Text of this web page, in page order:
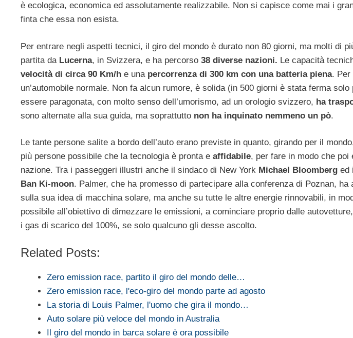
è ecologica, economica ed assolutamente realizzabile. Non si capisce come mai i
finta che essa non esista.
Per entrare negli aspetti tecnici, il giro del mondo è durato non 80 giorni, ma molti di
partita da Lucerna, in Svizzera, e ha percorso 38 diverse nazioni. Le capacità
velocità di circa 90 Km/h e una percorrenza di 300 km con una batteria piena. Per
un’automobile normale. Non fa alcun rumore, è solida (in 500 giorni è stata ferma
essere paragonata, con molto senso dell’umorismo, ad un orologio svizzero, ha
sono alternate alla sua guida, ma soprattutto non ha inquinato nemmeno un pò.
Le tante persone salite a bordo dell’auto erano previste in quanto, girando per il
più persone possibile che la tecnologia è pronta e affidabile, per fare in modo che
nazione. Tra i passeggeri illustri anche il sindaco di New York Michael Bloomberg ed
Ban Ki-moon. Palmer, che ha promesso di partecipare alla conferenza di Poznan, ha
sulla sua idea di macchina solare, ma anche su tutte le altre energie rinnovabili, in
possibile all’obiettivo di dimezzare le emissioni, a cominciare proprio dalle
i gas di scarico del 100%, se solo qualcuno gli desse ascolto.
Related Posts:
Zero emission race, partito il giro del mondo delle…
Zero emission race, l'eco-giro del mondo parte ad agosto
La storia di Louis Palmer, l'uomo che gira il mondo…
Auto solare più veloce del mondo in Australia
Il giro del mondo in barca solare è ora possibile